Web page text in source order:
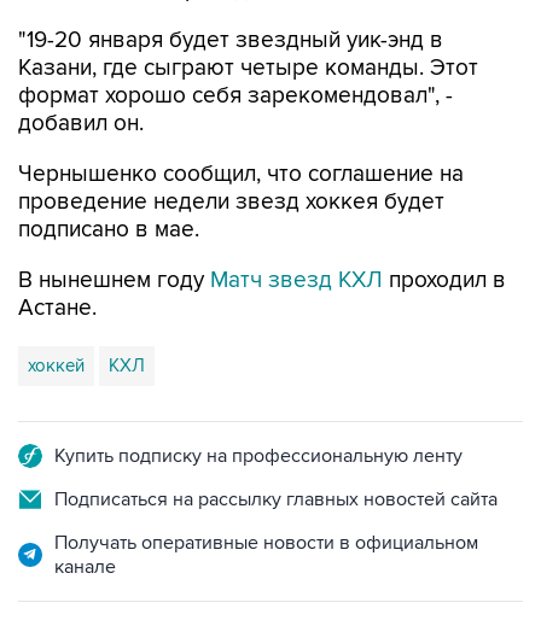
"19-20 января будет звездный уик-энд в
Казани, где сыграют четыре команды. Этот
формат хорошо себя зарекомендовал", -
добавил он.
Чернышенко сообщил, что соглашение на
проведение недели звезд хоккея будет
подписано в мае.
В нынешнем году Матч звезд КХЛ проходил в
Астане.
хоккей КХЛ
Купить подписку на профессиональную ленту
Подписаться на рассылку главных новостей сайта
Получать оперативные новости в официальном
канале